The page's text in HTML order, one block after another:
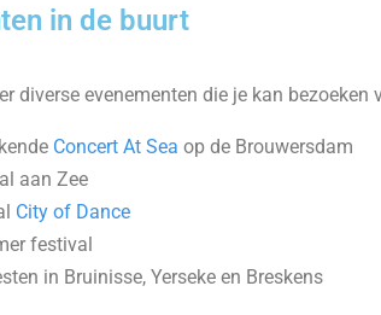
in de buurt
diverse evenementen die je kan bezoeken
Concert At Sea op de Brouwersdam
aan Zee
City of Dance
festival
in Bruinisse, Yerseke en Breskens